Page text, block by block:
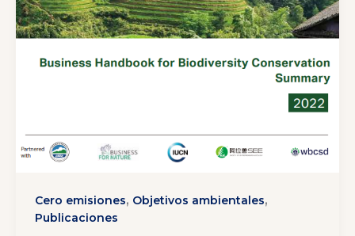
Cero emisiones, Objetivos ambientales,
Publicaciones